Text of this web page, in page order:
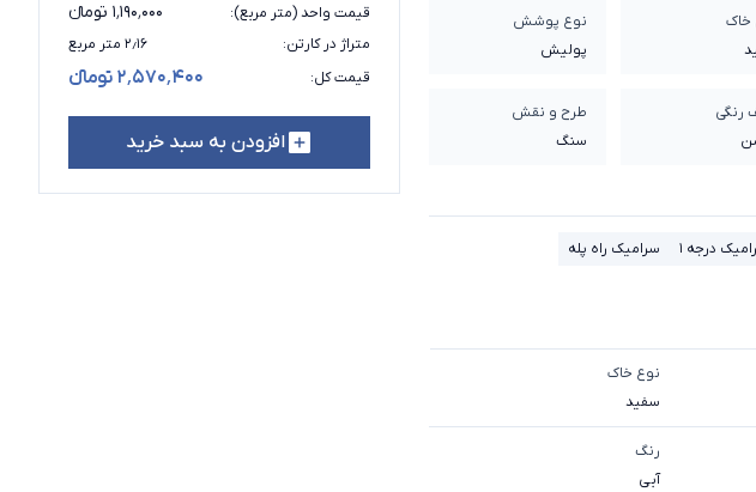
قیمت واحد (متر مربع): ۱٬۱۹۰٬۰۰۰ تومانء
متراژ در کارتن:
۲٫۱۶ متر مربع
قیمت کل: ۲٬۵۷۰٬۴۰۰ تومانء
افزودن به سبد خرید
خاک
نوع پوشش
پولیش
رنگی
طرح و نقش
سنگ
درجه 1
سرامیک راه پله
نوع خاک
سفيد
رنگ
آبی